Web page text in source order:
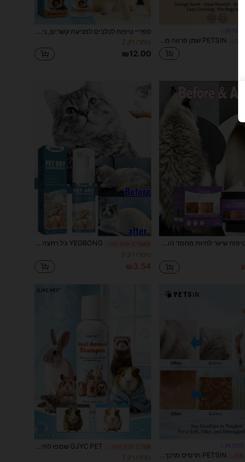
2 ימים אחרונים
נותרו רק 2
₪12.00
ניקוי וטיפוח שיער לחיות מחמד הופך את השיער לרך וחלק ללא קשרים. מרכך שיער זה לחיות מחמד מתאים לשיער יבש, מקוצב ופגום. יש לו השפעות של פתיחת קשרים והוא מתאים גם לחתולים וגם לכלבים.
%40 2 ימים אחרונים
YEGBONG ג'ל רחצה מוס לניקוי יבש ללא מים לחיות מחמד/כלי רחצה חיוני לניקוי חיות מחמד מתאים לחתולים וכלבים מוס ניקוי ללא מים רחצה יבשה קצף רחצה מסיר ריחות וכתמים גורם לחיות המחמד שלך להיראות רעננות ואתה תמיד תאהב אותן/ניקוי והיגיינה הסרת ריחות ריכוך הפרווה ניקוי מכיל רכיבים טבעיים מהצמחים לחות עמוקה לעור חיות המחמד שמירה על ברק הפרווה שמפו רחצה יבשה קצף רחצה יבשה/חתולים וכלבים כלי ניקוי עדין אוניברסלי להסרת כתמים ריח ניקוי רפוי הסרת ריחות וריח פרווה רכה ניקוי במטפח אחד הסרת כתמים מהירה ניקוי חירום בבית ובנסיעות הגנה על הפרווה רכה וחלק ללא פרווה דביקה ללא קשרים
נותרו רק 9
₪3.54
2 ימים אחרונים
%8 2 ימים אחרונים
נותרו רק 7